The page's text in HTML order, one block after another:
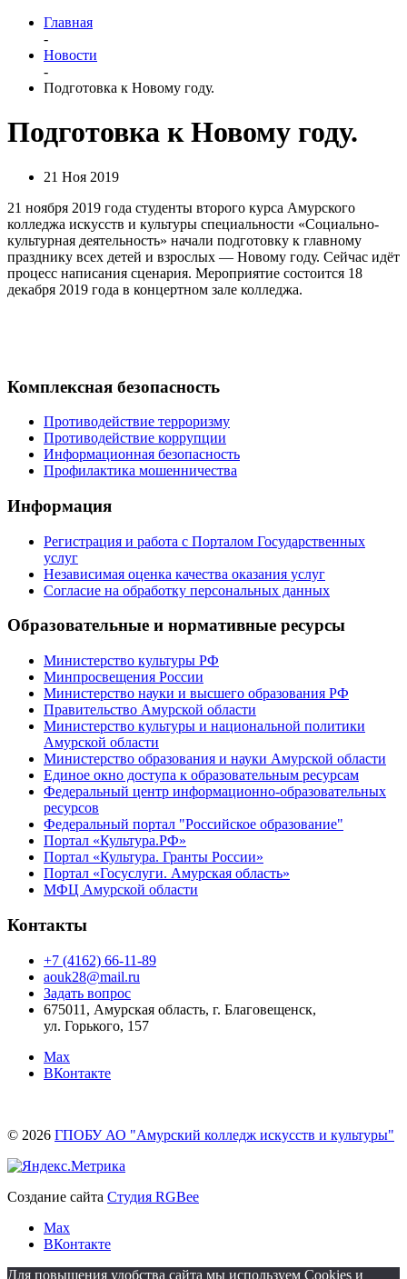
Главная
-
Новости
-
Подготовка к Новому году.
Подготовка к Новому году.
21 Ноя 2019
21 ноября 2019 года студенты второго курса Амурского
колледжа искусств и культуры специальности «Социально-
культурная деятельность» начали подготовку к главному
празднику всех детей и взрослых — Новому году. Сейчас идёт
процесс написания сценария. Мероприятие состоится 18
декабря 2019 года в концертном зале колледжа.
Комплексная безопасность
Противодействие терроризму
Противодействие коррупции
Информационная безопасность
Профилактика мошенничества
Информация
Регистрация и работа с Порталом Государственных
услуг
Независимая оценка качества оказания услуг
Согласие на обработку персональных данных
Образовательные и нормативные ресурсы
Министерство культуры РФ
Минпросвещения России
Министерство науки и высшего образования РФ
Правительство Амурской области
Министерство культуры и национальной политики
Амурской области
Министерство образования и науки Амурской области
Единое окно доступа к образовательным ресурсам
Федеральный центр информационно-образовательных
ресурсов
Федеральный портал "Российское образование"
Портал «Культура.РФ»
Портал «Культура. Гранты России»
Портал «Госуслуги. Амурская область»
МФЦ Амурской области
Контакты
+7 (4162) 66-11-89
aouk28@mail.ru
Задать вопрос
675011, Амурская область, г. Благовещенск,
ул. Горького, 157
Max
ВКонтакте
© 2026 ГПОБУ АО "Амурский колледж искусств и культуры"
Создание сайта Студия RGBee
Max
ВКонтакте
Для повышения удобства сайта мы используем Cookies и